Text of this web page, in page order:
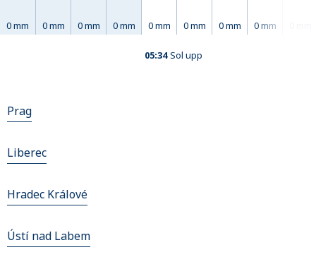
0 mm 0 mm 0 mm 0 mm 0 mm 0 mm 0 mm 0 mm
05:34 Sol upp
Prag
Liberec
Hradec Králové
Ústí nad Labem